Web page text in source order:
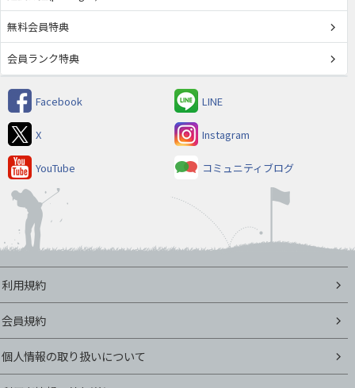
無料会員特典
会員ランク特典
Facebook LINE
X Instagram
YouTube コミュニティブログ
利用規約
会員規約
個人情報の取り扱いについて